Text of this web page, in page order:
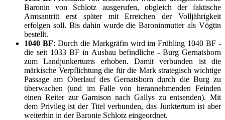
Baronin von Schlotz ausgerufen, obgleich der faktische
Amtsantritt erst später mit Erreichen der Volljährigkeit
erfolgen soll. Bis dahin wurde die Baroninmutter als Vögtin
bestellt.
1040 BF: Durch die Markgräfin wird im Frühling 1040 BF -
die seit 1033 BF in Ausbau befindliche - Burg Gernatsborn
zum Landjunkertums erhoben. Damit verbunden ist die
märkische Verpflichtung die für die Mark strategisch wichtige
Passage am Oberlauf des Gernatsborn durch die Burg zu
überwachen (und im Falle von herannehmenden Feinden
einen Reiter zur Garnison nach Gallys zu entsenden). Mit
dem Privileg ist der Titel verbunden, das Junktertum ist aber
weiterhin in der Baronie Schlotz eingeordnet.